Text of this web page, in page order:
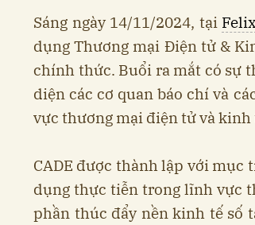
Sáng ngày 14/11/2024, tại
dụng Thương mại Điện tử &
chính thức. Buổi ra mắt có sự
diện các cơ quan báo chí và
vực thương mại điện tử và kinh
CADE được thành lập với mục
dụng thực tiễn trong lĩnh vực
phần thúc đẩy nền kinh tế số